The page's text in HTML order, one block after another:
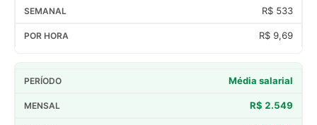
R$ 533
R$ 9,69
Média salarial
R$ 2.549